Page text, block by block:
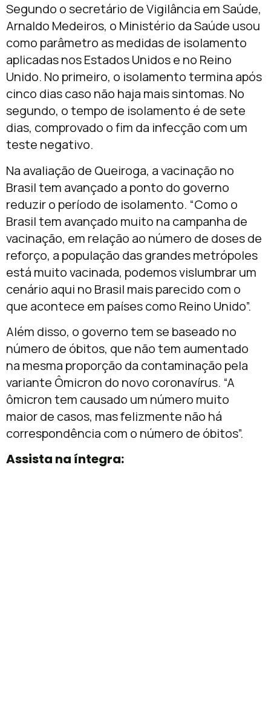
Segundo o secretário de Vigilância em Saúde,
Arnaldo Medeiros, o Ministério da Saúde usou
como parâmetro as medidas de isolamento
aplicadas nos Estados Unidos e no Reino
Unido. No primeiro, o isolamento termina após
cinco dias caso não haja mais sintomas. No
segundo, o tempo de isolamento é de sete
dias, comprovado o fim da infecção com um
teste negativo.
Na avaliação de Queiroga, a vacinação no
Brasil tem avançado a ponto do governo
reduzir o período de isolamento. “Como o
Brasil tem avançado muito na campanha de
vacinação, em relação ao número de doses de
reforço, a população das grandes metrópoles
está muito vacinada, podemos vislumbrar um
cenário aqui no Brasil mais parecido com o
que acontece em países como Reino Unido”.
Além disso, o governo tem se baseado no
número de óbitos, que não tem aumentado
na mesma proporção da contaminação pela
variante Ômicron do novo coronavírus. “A
ômicron tem causado um número muito
maior de casos, mas felizmente não há
correspondência com o número de óbitos”.
Assista na íntegra: